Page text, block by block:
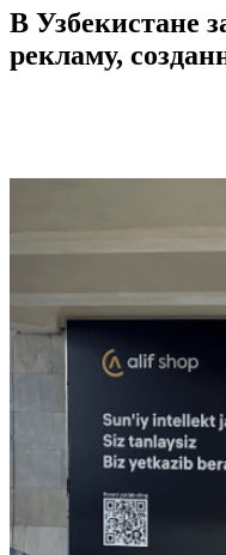
В Узбекистане
рекламу,